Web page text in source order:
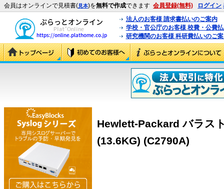
会員はオンラインで見積書(見本)を無料で作成できます 会員登録(無料) ログイン
法人のお客様 請求書払いのご案内
学校・官公庁のお客様 校費・公費
研究機関のお客様 科研費払いのご
Hewlett-Packard バラス
(13.6KG) (C2790A)